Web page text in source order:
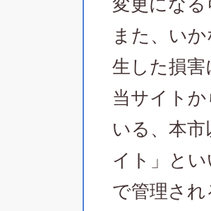
変更にな
また、い
生した損
当サイト
いる、本
イト」と
で管理さ